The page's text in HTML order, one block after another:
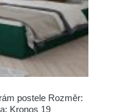
postele Rozměr:
Kronos 19